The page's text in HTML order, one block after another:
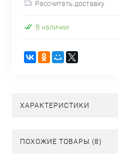
Рассчитать доставку
В наличии
ХАРАКТЕРИСТИКИ
ПОХОЖИЕ ТОВАРЫ (8)